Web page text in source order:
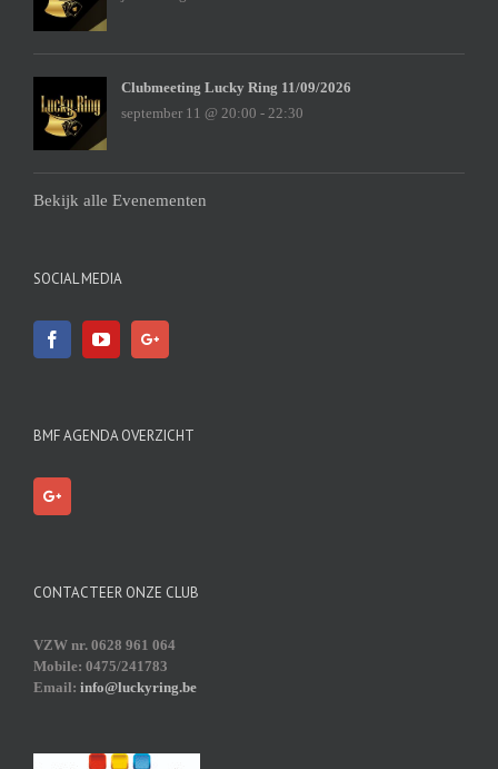
Clubmeeting Lucky Ring 11/09/2026
september 11 @ 20:00 - 22:30
Bekijk alle Evenementen
SOCIAL MEDIA
BMF AGENDA OVERZICHT
CONTACTEER ONZE CLUB
VZW nr. 0628 961 064
Mobile: 0475/241783
Email: info@luckyring.be